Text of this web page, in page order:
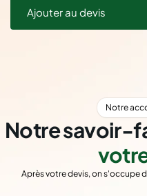
Ajouter au devis
Notre
Notre savoir-
Après votre devis, on s'occupe